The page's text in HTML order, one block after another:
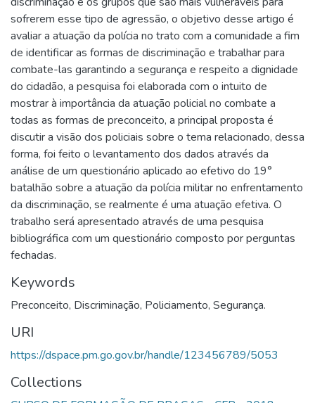
sofrerem esse tipo de agressão, o objetivo desse artigo é
avaliar a atuação da polícia no trato com a comunidade a fim
de identificar as formas de discriminação e trabalhar para
combate-las garantindo a segurança e respeito a dignidade
do cidadão, a pesquisa foi elaborada com o intuito de
mostrar à importância da atuação policial no combate a
todas as formas de preconceito, a principal proposta é
discutir a visão dos policiais sobre o tema relacionado, dessa
forma, foi feito o levantamento dos dados através da
análise de um questionário aplicado ao efetivo do 19°
batalhão sobre a atuação da polícia militar no enfrentamento
da discriminação, se realmente é uma atuação efetiva. O
trabalho será apresentado através de uma pesquisa
bibliográfica com um questionário composto por perguntas
fechadas.
Keywords
Preconceito, Discriminação, Policiamento, Segurança.
URI
https://dspace.pm.go.gov.br/handle/123456789/5053
Collections